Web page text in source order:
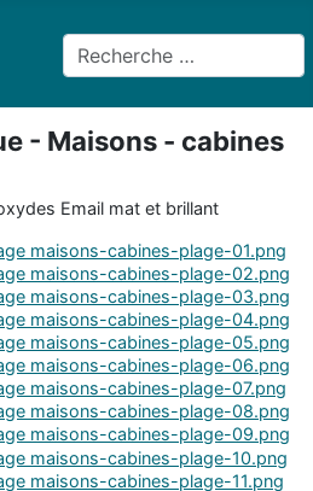
Rechercher
- Maisons - cabines
Email mat et brillant